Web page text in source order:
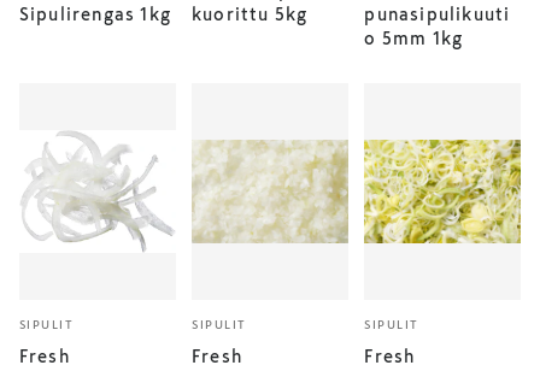
Sipulirengas 1kg
kuorittu 5kg
punasipulikuuti
o 5mm 1kg
SIPULIT
Fresh
SIPULIT
Fresh
SIPULIT
Fresh